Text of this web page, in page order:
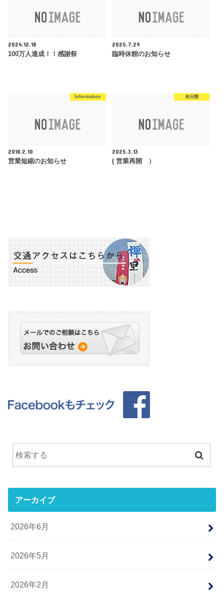
2024.12.18
100万人達成！！感謝祭
2025.7.29
臨時休館のお知らせ
Information
2018.2.10
営業短縮のお知らせ
未分類
2025.3.13
( 営業再開 ）
アーカイブ
2026年6月
2026年5月
2026年2月